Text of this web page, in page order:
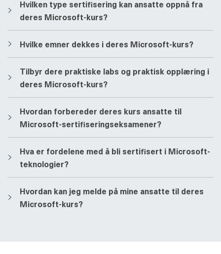
​​Hvilken type sertifisering kan ansatte oppnå fra
deres Microsoft-kurs?
​​Hvilke emner dekkes i deres Microsoft-kurs?
​​Tilbyr dere praktiske labs og praktisk opplæring i
deres Microsoft-kurs?
​​Hvordan forbereder deres kurs ansatte til
Microsoft-sertifiseringseksamener?
​​Hva er fordelene med å bli sertifisert i Microsoft-
teknologier?
​​Hvordan kan jeg melde på mine ansatte til deres
Microsoft-kurs?